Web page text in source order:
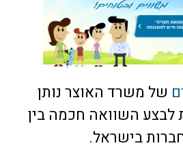
של משרד האוצר נותן
השוואה חכמה בין
בישראל.